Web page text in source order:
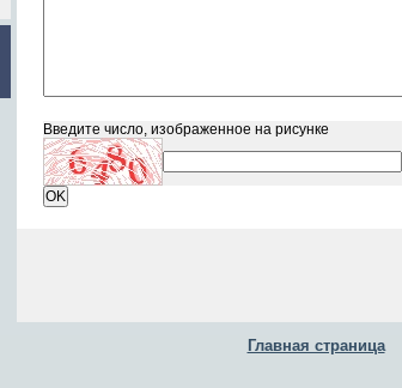
Введите число, изображенное на рисунке
Главная страница